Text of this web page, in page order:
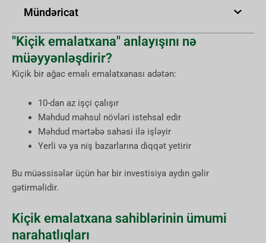
Mündəricat
"Kiçik emalatxana" anlayışını nə
müəyyənləşdirir?
Kiçik bir ağac emalı emalatxanası adətən:
10-dan az işçi çalışır
Məhdud məhsul növləri istehsal edir
Məhdud mərtəbə sahəsi ilə işləyir
Yerli və ya niş bazarlarına diqqət yetirir
Bu müəssisələr üçün hər bir investisiya aydın gəlir
gətirməlidir.
Kiçik emalatxana sahiblərinin ümumi
narahatlıqları